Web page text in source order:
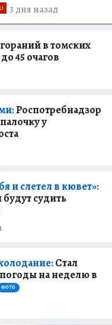
3 дня назад
в томских
45 очагов
Роспотребнадзор
у
и слетел в кювет»:
судить
Стал
на неделю в
ФОТО